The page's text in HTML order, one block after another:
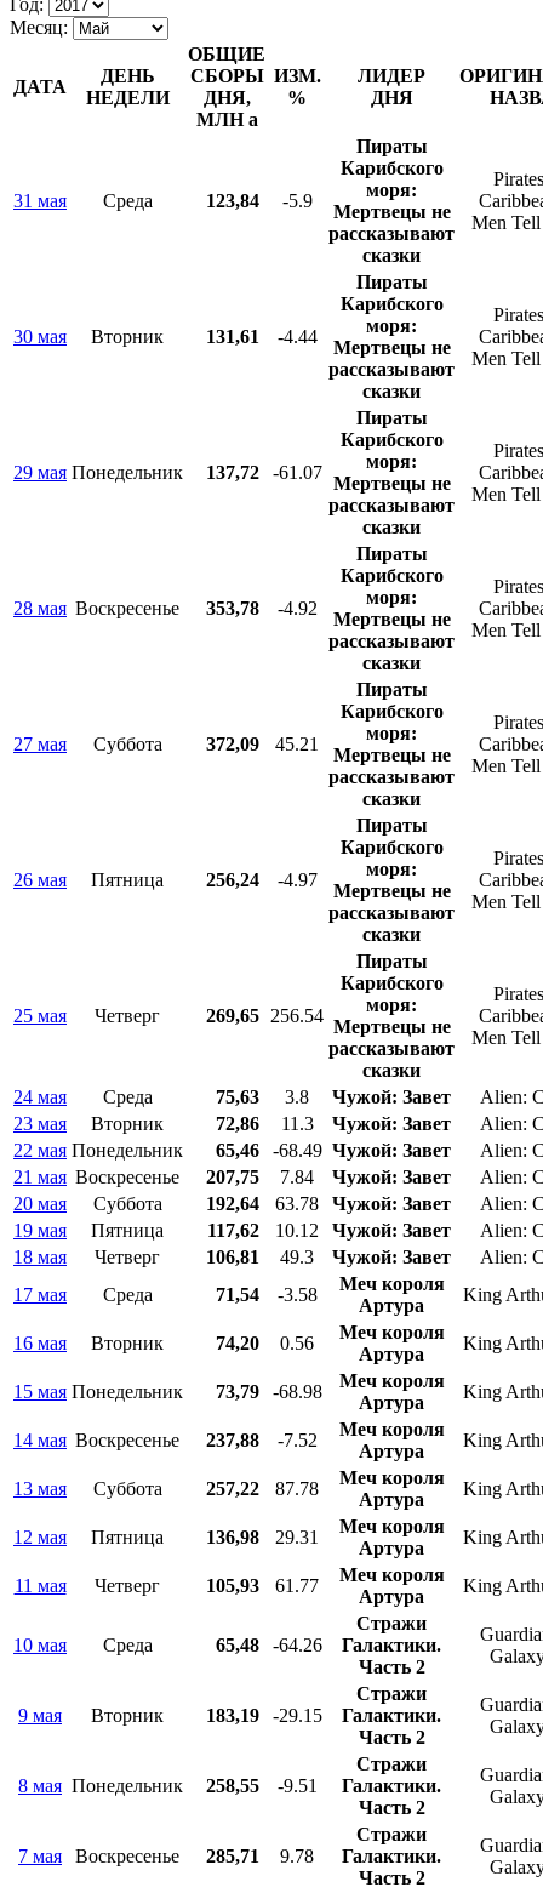
Год:
Месяц:
ДАТА
ДЕНЬ
НЕДЕЛИ
ОБЩИЕ
СБОРЫ
ДНЯ,
МЛНa
ИЗМ.
%
ЛИДЕР
ДНЯ
31 мая Среда 123,84 -5.9
Пираты
Карибского
моря:
Мертвецы не
рассказывают
сказки
Men
30 мая Вторник 131,61 -4.44
Пираты
Карибского
моря:
Мертвецы не
рассказывают
сказки
Men
29 мая Понедельник 137,72 -61.07
Пираты
Карибского
моря:
Мертвецы не
рассказывают
сказки
Men
28 мая Воскресенье 353,78 -4.92
Пираты
Карибского
моря:
Мертвецы не
рассказывают
сказки
Men
27 мая Суббота 372,09 45.21
Пираты
Карибского
моря:
Мертвецы не
рассказывают
сказки
Men
26 мая Пятница 256,24 -4.97
Пираты
Карибского
моря:
Мертвецы не
рассказывают
сказки
Men
25 мая Четверг 269,65 256.54
Пираты
Карибского
моря:
Мертвецы не
рассказывают
сказки
Men
24 мая Среда 75,63 3.8 Чужой: Завет
Alien:
23 мая
Вторник 72,86 11.3 Чужой: Завет
Alien:
22 мая Понедельник 65,46 -68.49 Чужой: Завет
Alien:
21 мая Воскресенье 207,75 7.84 Чужой: Завет
Alien:
20 мая
Суббота 192,64 63.78 Чужой: Завет
Alien:
19 мая
Пятница 117,62 10.12 Чужой: Завет
Alien:
18 мая
Четверг 106,81 49.3 Чужой: Завет
Alien:
17 мая
Среда 71,54 -3.58
Меч короля
Артура
King
16 мая Вторник 74,20 0.56
Меч короля
Артура
King
15 мая Понедельник 73,79 -68.98
Меч короля
Артура
King
14 мая Воскресенье 237,88 -7.52
Меч короля
Артура
King
13 мая Суббота 257,22 87.78
Меч короля
Артура
King
12 мая Пятница 136,98 29.31
Меч короля
Артура
King
11 мая Четверг 105,93 61.77
Меч короля
Артура
King
10 мая Среда 65,48 -64.26
Стражи
Галактики.
Часть 2
9 мая Вторник 183,19 -29.15
Стражи
Галактики.
Часть 2
8 мая Понедельник 258,55 -9.51
Стражи
Галактики.
Часть 2
7 мая Воскресенье 285,71 9.78
Стражи
Галактики.
Часть 2